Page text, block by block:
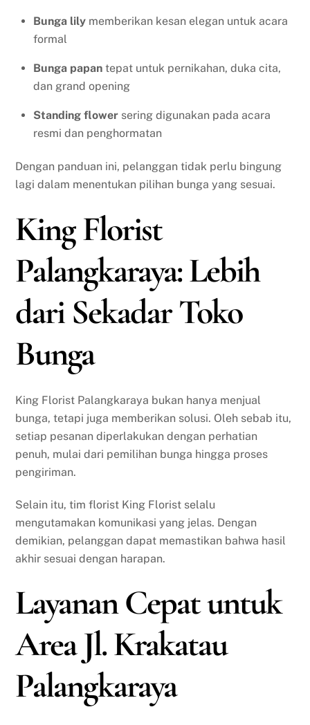
Bunga lily memberikan kesan elegan untuk acara
formal
Bunga papan tepat untuk pernikahan, duka cita,
dan grand opening
Standing flower sering digunakan pada acara
resmi dan penghormatan
Dengan panduan ini, pelanggan tidak perlu bingung
lagi dalam menentukan pilihan bunga yang sesuai.
King Florist
Palangkaraya: Lebih
dari Sekadar Toko
Bunga
King Florist Palangkaraya bukan hanya menjual
bunga, tetapi juga memberikan solusi. Oleh sebab itu,
setiap pesanan diperlakukan dengan perhatian
penuh, mulai dari pemilihan bunga hingga proses
pengiriman.
Selain itu, tim florist King Florist selalu
mengutamakan komunikasi yang jelas. Dengan
demikian, pelanggan dapat memastikan bahwa hasil
akhir sesuai dengan harapan.
Layanan Cepat untuk
Area Jl. Krakatau
Palangkaraya